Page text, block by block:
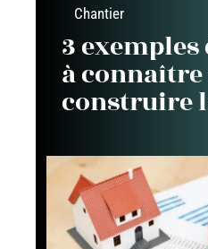
Chantier
3
à
construire